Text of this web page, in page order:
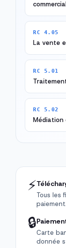
RC 4.05
La vente
RC 5.01
RC 5.02
Médiation
⚡
Tous les
paiement.
🔒
Carte
donnée